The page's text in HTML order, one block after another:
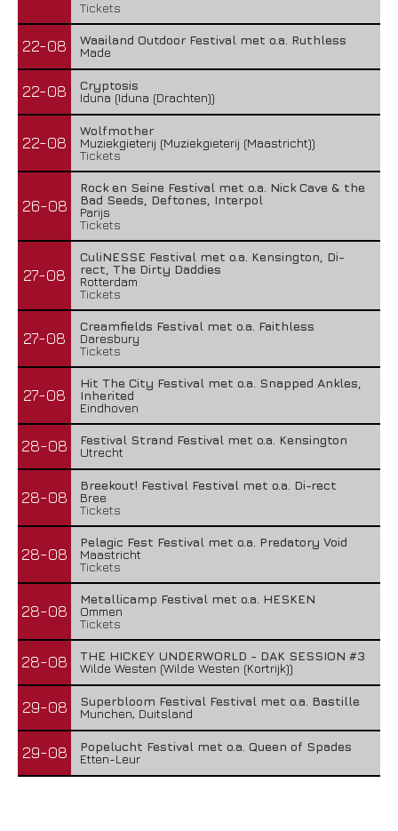
Tickets
22-08
Waailand Outdoor Festival met o.a. Ruthless
Made
22-08
Cryptosis
Iduna (Iduna (Drachten))
22-08
Wolfmother
Muziekgieterij (Muziekgieterij (Maastricht))
Tickets
26-08
Rock en Seine Festival met o.a. Nick Cave & the
Bad Seeds, Deftones, Interpol
Parijs
Tickets
27-08
CuliNESSE Festival met o.a. Kensington, Di-
rect, The Dirty Daddies
Rotterdam
Tickets
27-08
Creamfields Festival met o.a. Faithless
Daresbury
Tickets
27-08
Hit The City Festival met o.a. Snapped Ankles,
Inherited
Eindhoven
28-08
Festival Strand Festival met o.a. Kensington
Utrecht
28-08
Breekout! Festival Festival met o.a. Di-rect
Bree
Tickets
28-08
Pelagic Fest Festival met o.a. Predatory Void
Maastricht
Tickets
28-08
Metallicamp Festival met o.a. HESKEN
Ommen
Tickets
28-08
THE HICKEY UNDERWORLD - DAK SESSION #3
Wilde Westen (Wilde Westen (Kortrijk))
29-08
Superbloom Festival Festival met o.a. Bastille
Munchen, Duitsland
29-08
Popelucht Festival met o.a. Queen of Spades
Etten-Leur